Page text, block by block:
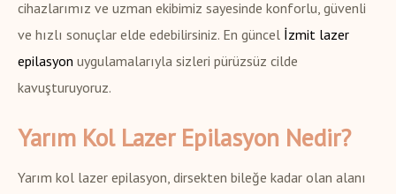
cihazlarımız ve uzman ekibimiz sayesinde konforlu, güvenli
ve hızlı sonuçlar elde edebilirsiniz. En güncel İzmit lazer
epilasyon uygulamalarıyla sizleri pürüzsüz cilde
kavuşturuyoruz.
Yarım Kol Lazer Epilasyon Nedir?
Yarım kol lazer epilasyon, dirsekten bileğe kadar olan alanı